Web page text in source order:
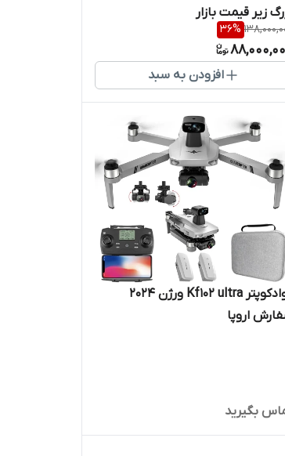
زیر قیمت بازار
36%
افزودن به سبد
کوادکوپتر Kf102 ultra ورژن 2024
اروپا
بگیرید